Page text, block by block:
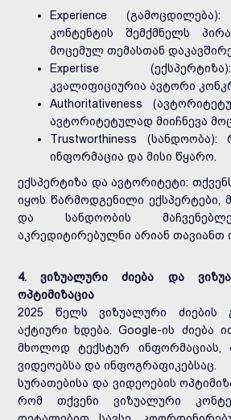
Experience
კონტენტის შემქმნელს
მოცემულ თემასთან
Expertise
კვალიფიციურია ავტორი
Authoritativeness
ავტორიტეტულად მიიჩნევა
Trustworthiness
ინფორმაცია და მისი წყარო.
ექსპერტიზა და ავტორიტეტი:
იყოს წარმოდგენილი ექსპერტები,
და სანდოობის
აკრედიტირებულნი არიან თავიანთ
4. ვიზუალური ძიება და
ოპტიმიზაცია
2025 წელს ვიზუალური ძიების
აქტიური ხდება. Google-ის ძიება
მხოლოდ ტექსტურ ინფორმაციას,
ვიდეოებსა და ინფოგრაფიკებსაც.
სურათებისა და ვიდეოების
რომ თქვენი ვიზუალური